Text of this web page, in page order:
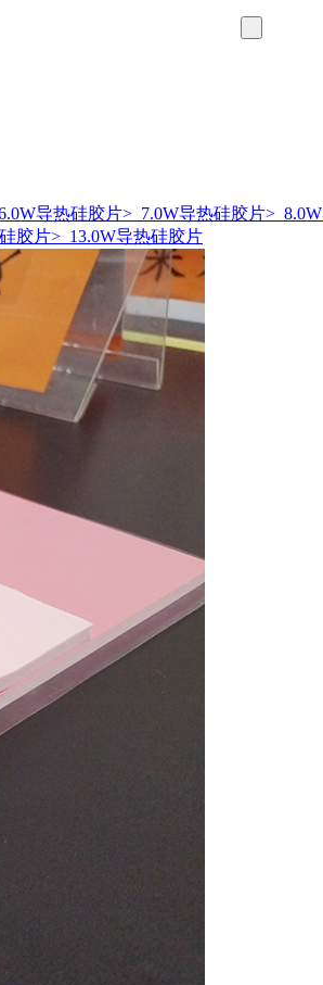
导热硅胶片> 7.0W导热硅胶片>
胶片> 13.0W导热硅胶片